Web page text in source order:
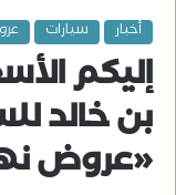
أخبار سيارات
إليكم
بن خالد
«عروض